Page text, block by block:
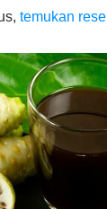
temukan